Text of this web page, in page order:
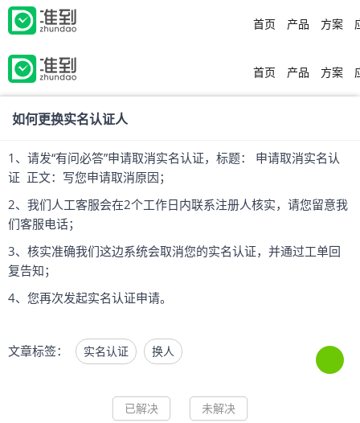
首页 产品 方案
首页 产品 方案
如何更换实名认证人
1、请发“有问必答”申请取消实名认证，标题： 申请取消实名认
证 正文：写您申请取消原因；
2、我们人工客服会在2个工作日内联系注册人核实，请您留意我
们客服电话；
3、核实准确我们这边系统会取消您的实名认证，并通过工单回
复告知；
4、您再次发起实名认证申请。
文章标签： 实名认证 换人
已解决 未解决